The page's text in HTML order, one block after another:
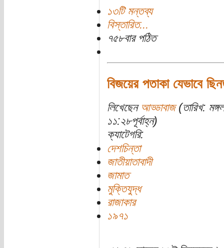
১৩টি মন্তব্য
বিস্তারিত...
৭৫৮বার পঠিত
বিজয়ের পতাকা যেভাবে
লিখেছেন আড্ডাবাজ(তারিখ:
১১:২৮পূর্বাহ্ন)
ক্যাটেগরি:
দেশচিন্তা
জাতীয়াতাবাদী
জামাত
মুক্তিযুদ্ধ
রাজাকার
১৯৭১